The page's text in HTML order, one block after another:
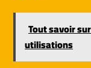
Tout savoir
utilisations